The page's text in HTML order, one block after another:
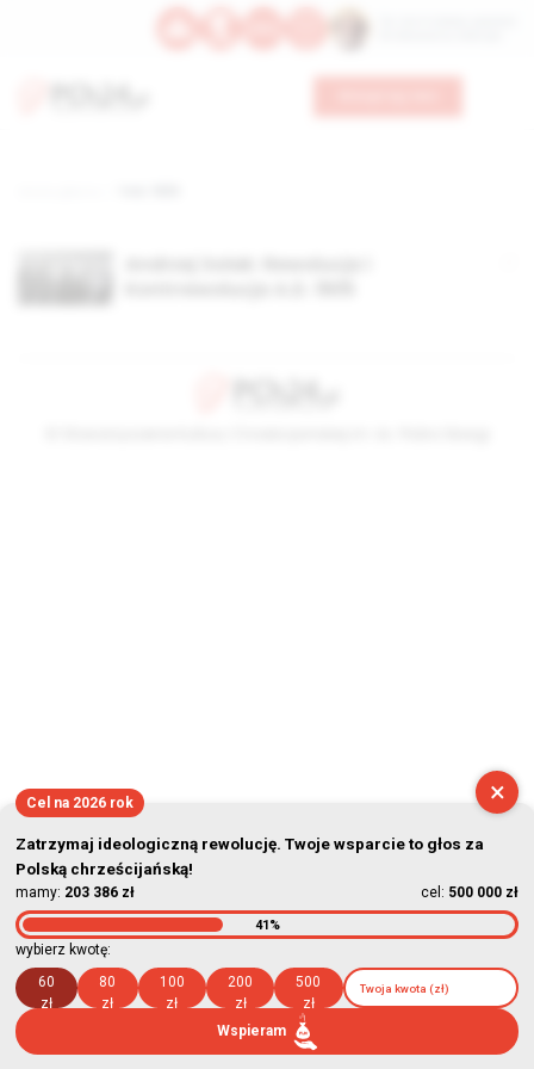
×
Cel na 2026 rok
Zatrzymaj ideologiczną rewolucję. Twoje wsparcie to głos za
Polską chrześcijańską!
mamy: 203 386 zł cel: 500 000 zł
41%
wybierz kwotę:
60
zł
80
zł
100
zł
200
zł
500
zł
Wspieram